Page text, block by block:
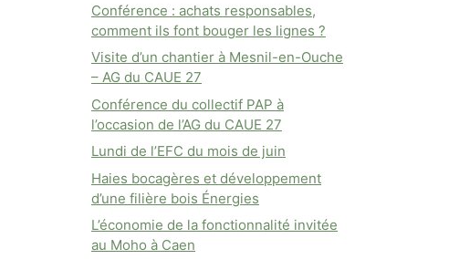
Conférence : achats responsables,
comment ils font bouger les lignes ?
Visite d’un chantier à Mesnil-en-Ouche
– AG du CAUE 27
Conférence du collectif PAP à
l’occasion de l’AG du CAUE 27
Lundi de l’EFC du mois de juin
Haies bocagères et développement
d’une filière bois Énergies
L’économie de la fonctionnalité invitée
au Moho à Caen